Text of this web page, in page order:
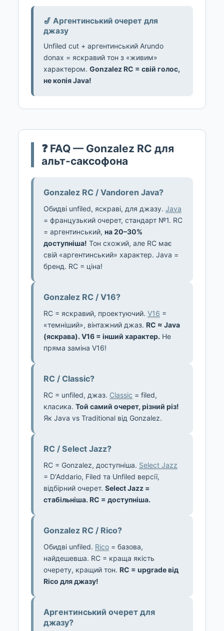
🎷 Аргентинський очерет для
джазу
Unfiled cut + аргентинський Arundo
donax = яскравий тон з «живим»
характером. Gonzalez RC = свій голос,
не копія Java!
❓ FAQ — Gonzalez RC для
альт-саксофона
Gonzalez RC / Vandoren Java?
Обидві unfiled, яскраві, для джазу. Java
= французький очерет, стандарт №1. RC
= аргентинський, на 20–30%
доступніша! Тон схожий, але RC має
свій «аргентинський» характер. Java =
бренд. RC = ціна!
Gonzalez RC / V16?
RC = яскравий, проектуючий. V16 =
«темніший», вінтажний джаз. RC ≈ Java
(яскрава). V16 = інший характер. Не
пряма заміна V16!
RC / Classic?
RC = unfiled, джаз. Classic = filed,
класика. Той самий очерет, різний різ!
Як Java vs Traditional від Gonzalez.
RC / Select Jazz?
RC = Gonzalez, доступніша. Select Jazz
= D'Addario, Filed та Unfiled версії,
відбірний очерет. Select Jazz =
стабільніша. RC = доступніша.
Gonzalez RC / Rico?
Обидві unfiled. Rico = базова,
найдешевша. RC = краща якість
очерету, кращий тон. RC = upgrade від
Rico для джазу!
Аргентинський очерет для
джазу?